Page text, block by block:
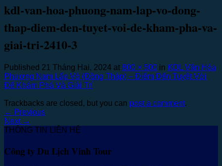
kdl-van-hoa-phuong-nam-lap-vo-dong-
thap-diem-den-tuyet-voi-de-kham-pha-va-
giai-tri-2410-3
Published 21 Tháng Hai, 2024 at 800 × 500 in KDL Văn Hóa
Phương Nam Lấp Vò (Đồng Tháp) – Điểm Đến Tuyệt Vời
Để Khám Phá Và Giải Trí
Trackbacks are closed, but you can post a comment.
← Previous
Next →
THÔNG TIN LIÊN HỆ
Công ty Du Lịch Vinh Tour